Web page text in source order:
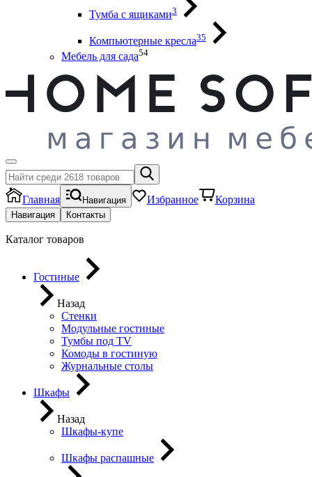
Тумба с ящиками3
Компьютерные кресла35
Мебель для сада54
Главная Навигация Избранное Корзина
Навигация Контакты
Каталог товаров
Гостиные
Назад
Стенки
Модульные гостиные
Тумбы под ТV
Комоды в гостиную
Журнальные столы
Шкафы
Назад
Шкафы-купе
Шкафы распашные